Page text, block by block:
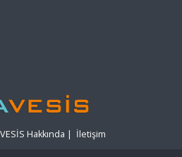
Hakkında | İletişim